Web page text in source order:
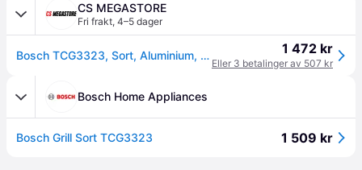
CS MEGASTORE
Fri frakt, 4–5 dager
Bosch TCG3323, Sort, Aluminium, Jern, Dreje, 310 x 220 mm, Aluminium, Aluminium 1 472 kr
Eller 3 betalinger av 507 kr
Bosch Home Appliances
Bosch Grill Sort TCG3323 1 509 kr